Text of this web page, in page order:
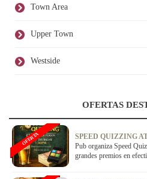
Town Area
Upper Town
Westside
OFERTAS
SPEED QUIZZING
Pub organiza Speed
grandes premios en
OFERTA